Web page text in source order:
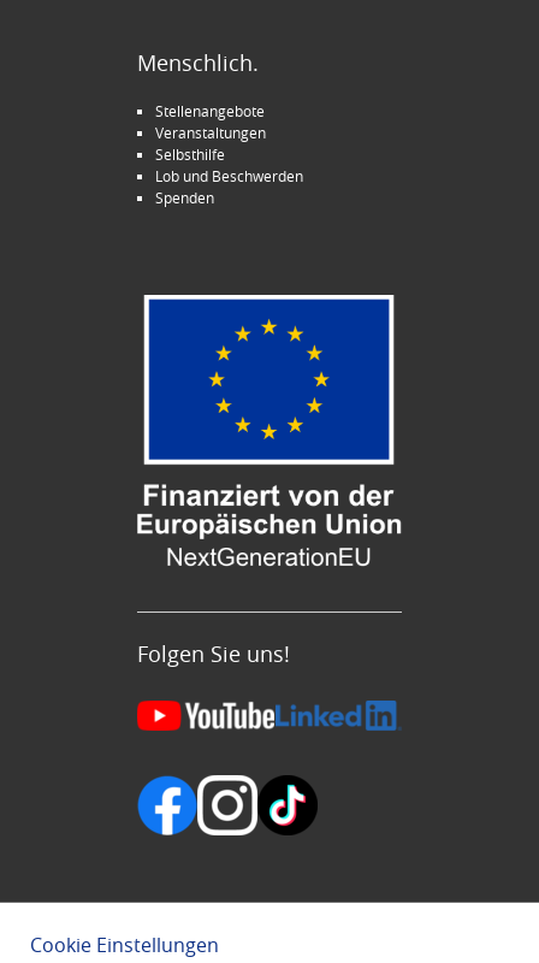
Menschlich.
Stellenangebote
Veranstaltungen
Selbsthilfe
Lob und Beschwerden
Spenden
Folgen Sie uns!
Cookie Einstellungen